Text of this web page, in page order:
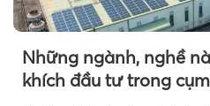
Những ngành, nghề
khích đầu tư trong